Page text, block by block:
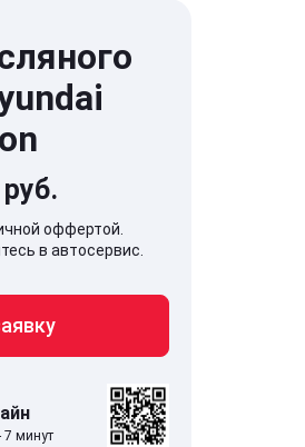
проезд,
оффертой.
в автосервис.
7 минут